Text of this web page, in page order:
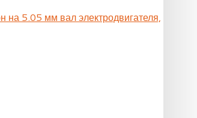
на 5.05 мм вал электродвигателя,